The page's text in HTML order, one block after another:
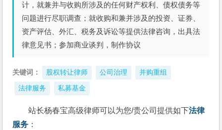
计，就兼并与收购所涉及的任何财产权利、债权债务等
问题进行尽职调查；就收购和兼并涉及的投资、证券、
资产评估、外汇、税务及诉讼等提供法律咨询，出具法
律意见书；参加商业谈判，制作协议
关键词： 股权转让律师 公司治理 并购重组
法律服务 私募基金
站长杨春宝高级律师可以为您/贵公司提供如下法律
服务 ：